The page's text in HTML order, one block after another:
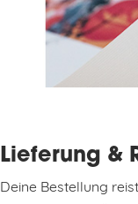
Lieferung &
Deine Bestellung